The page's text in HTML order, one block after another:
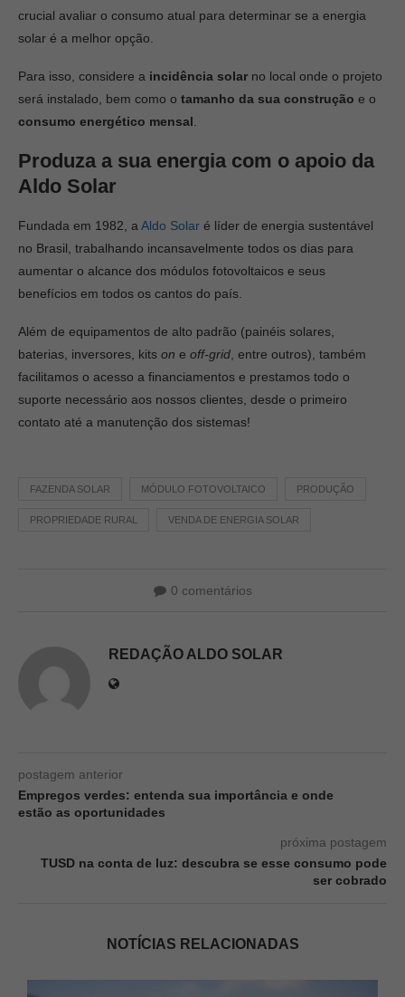
crucial avaliar o consumo atual para determinar se a energia
solar é a melhor opção.
Para isso, considere a incidência solar no local onde o projeto
será instalado, bem como o tamanho da sua construção e o
consumo energético mensal
Produza a sua energia com o apoio da
Aldo Solar
Fundada em 1982, a Aldo Solar é líder de energia sustentável
no Brasil, trabalhando incansavelmente todos os dias para
aumentar o alcance dos módulos fotovoltaicos e seus
benefícios em todos os cantos do país.
Além de equipamentos de alto padrão (painéis solares,
baterias, inversores, kits on e off-grid , entre outros), também
facilitamos o acesso a financiamentos e prestamos todo o
suporte necessário aos nossos clientes, desde o primeiro
contato até a manutenção dos sistemas!
FAZENDA SOLAR MÓDULO FOTOVOLTAICO PRODUÇÃO
PROPRIEDADE RURAL VENDA DE ENERGIA SOLAR
0 comentários
REDAÇÃO ALDO SOLAR
postagem anterior
Empregos verdes: entenda sua importância e onde
estão as oportunidades
próxima postagem
TUSD na conta de luz: descubra se esse consumo pode
ser cobrado
NOTÍCIAS RELACIONADAS